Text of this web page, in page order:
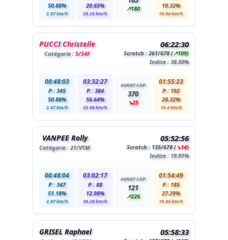
50.88%
2.87 km/h
20.65%
29.25 km/h
↗180
19.32%
10.84 km/h
PUCCI Christelle
Catégorie : 5/S4F
06:22:30
Scratch :261/678(↗109)
Indice : 38.50%
00:48:03
P : 345
50.88%
2.87 km/h
03:32:27
P : 384
56.64%
25.98 km/h
AVANT CÀP
370
↘25
01:55:23
P : 192
28.32%
10.4 km/h
VANPEE Rolly
Catégorie :21/V1M
05:52:56
Scratch : 135/678(↘14)
Indice : 19.91%
00:48:04
P : 347
51.18%
2.87 km/h
03:02:17
P : 88
12.98%
30.28 km/h
AVANT CÀP
121
↗226
01:54:49
P : 185
27.29%
10.45 km/h
GRISEL Raphael 05:58:33